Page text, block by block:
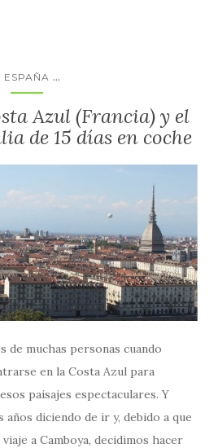
ESPAÑA ...
Azul (Francia) y el
de 15 días en coche
de muchas personas cuando
en la Costa Azul para
paisajes espectaculares. Y
años diciendo de ir y, debido a que
a Camboya, decidimos hacer